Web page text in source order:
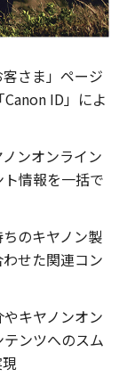
さま」ページ
Canon ID」によ
ンオンライン
情報を一括で
のキヤノン製
せた関連コン
キヤノンオン
ンツへのスム